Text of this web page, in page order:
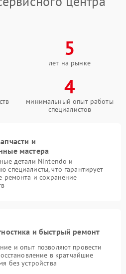
5
лет на рынке
4
минимальный опыт работы
специалистов
и
мастера
детали Nintendo и
что гарантирует
ремонта и сохранение
и быстрый ремонт
и опыт позволяют провести
в кратчайшие
без устройства